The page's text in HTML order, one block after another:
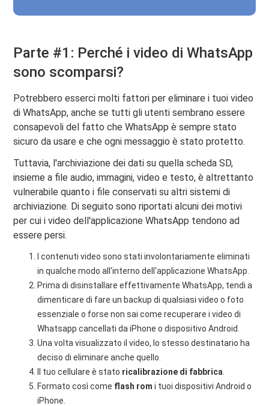
Parte #1: Perché i video di WhatsApp
sono scomparsi?
Potrebbero esserci molti fattori per eliminare i tuoi video
di WhatsApp, anche se tutti gli utenti sembrano essere
consapevoli del fatto che WhatsApp è sempre stato
sicuro da usare e che ogni messaggio è stato protetto.
Tuttavia, l'archiviazione dei dati su quella scheda SD,
insieme a file audio, immagini, video e testo, è altrettanto
vulnerabile quanto i file conservati su altri sistemi di
archiviazione. Di seguito sono riportati alcuni dei motivi
per cui i video dell'applicazione WhatsApp tendono ad
essere persi.
I contenuti video sono stati involontariamente eliminati
in qualche modo all'interno dell'applicazione WhatsApp.
Prima di disinstallare effettivamente WhatsApp, tendi a
dimenticare di fare un backup di qualsiasi video o foto
essenziale o forse non sai come recuperare i video di
Whatsapp cancellati da iPhone o dispositivo Android.
Una volta visualizzato il video, lo stesso destinatario ha
deciso di eliminare anche quello.
Il tuo cellulare è stato ricalibrazione di fabbrica
Formato così come flash rom i tuoi dispositivi Android o
iPhone.